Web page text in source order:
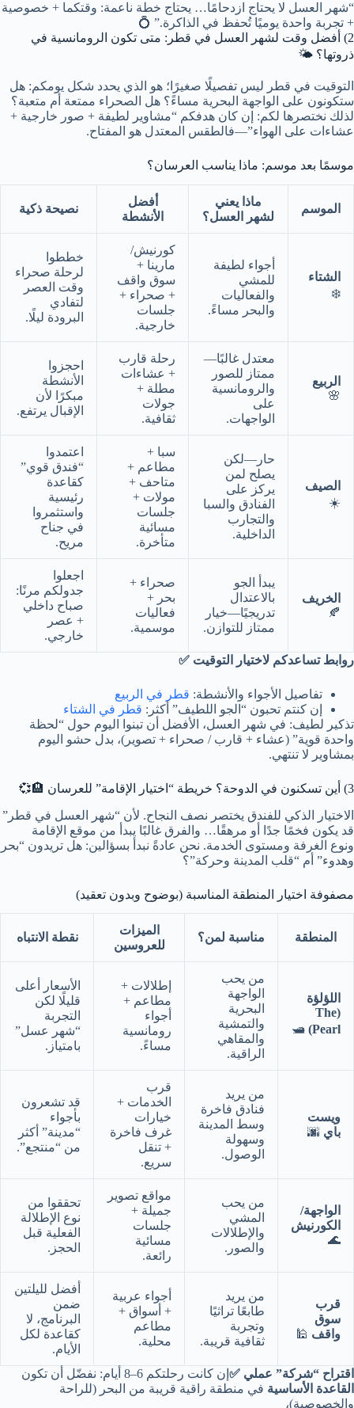
“شهر العسل لا يحتاج ازدحامًا… يحتاج خطة ناعمة: وقتكما + خصوصية
+ تجربة واحدة يوميًا تُحفظ في الذاكرة.” 💍
2) أفضل وقت لشهر العسل في قطر: متى تكون الرومانسية في
ذروتها؟ 🌤️
التوقيت في قطر ليس تفصيلًا صغيرًا؛ هو الذي يحدد شكل يومكم: هل
ستكونون على الواجهة البحرية مساءً؟ هل الصحراء ممتعة أم متعبة؟
لذلك نختصرها لكم: إن كان هدفكم “مشاوير لطيفة + صور خارجية +
عشاءات على الهواء”—فالطقس المعتدل هو المفتاح.
موسمًا بعد موسم: ماذا يناسب العرسان؟
الموسم
ماذا يعني
لشهر العسل؟
أفضل
الأنشطة
نصيحة ذكية
الشتاء
❄️
أجواء لطيفة
للمشي
والفعاليات
والبحر مساءً.
كورنيش/
مارينا +
سوق واقف
+ صحراء +
جلسات
خارجية.
خططوا
لرحلة صحراء
وقت العصر
لتفادي
البرودة ليلًا.
الربيع
🌸
معتدل غالبًا—
ممتاز للصور
والرومانسية
على
الواجهات.
رحلة قارب
+ عشاءات
مطلة +
جولات
ثقافية.
احجزوا
الأنشطة
مبكرًا لأن
الإقبال يرتفع.
الصيف
☀️
حار—لكن
يصلح لمن
يركز على
الفنادق والسبا
والتجارب
الداخلية.
سبا +
مطاعم +
متاحف +
مولات +
جلسات
مسائية
متأخرة.
اعتمدوا
“فندق قوي”
كقاعدة
رئيسية
واستثمروا
في جناح
مريح.
الخريف
🍂
يبدأ الجو
بالاعتدال
تدريجيًا—خيار
ممتاز للتوازن.
صحراء +
بحر +
فعاليات
موسمية.
اجعلوا
جدولكم مرنًا:
صباح داخلي
+ عصر
خارجي.
روابط تساعدكم لاختيار التوقيت ✅
تفاصيل الأجواء والأنشطة: قطر في الربيع
إن كنتم تحبون “الجو اللطيف” أكثر: قطر في الشتاء
تذكير لطيف: في شهر العسل، الأفضل أن تبنوا اليوم حول “لحظة
واحدة قوية” (عشاء + قارب / صحراء + تصوير)، بدل حشو اليوم
بمشاوير لا تنتهي.
3) أين تسكنون في الدوحة؟ خريطة “اختيار الإقامة” للعرسان 🏨💞
الاختيار الذكي للفندق يختصر نصف النجاح. لأن “شهر العسل في قطر”
قد يكون فخمًا جدًا أو مرهقًا… والفرق غالبًا يبدأ من موقع الإقامة
ونوع الغرفة ومستوى الخدمة. نحن عادةً نبدأ بسؤالين: هل تريدون “بحر
وهدوء” أم “قلب المدينة وحركة”؟
مصفوفة اختيار المنطقة المناسبة (بوضوح وبدون تعقيد)
المنطقة مناسبة لمن؟
الميزات
للعروسين
نقطة الانتباه
اللؤلؤة
(The
Pearl)
🛥️
من يحب
الواجهة
البحرية
والتمشية
والمقاهي
الراقية.
إطلالات +
مطاعم +
أجواء
رومانسية
مساءً.
الأسعار أعلى
قليلًا لكن
التجربة
“شهر عسل”
بامتياز.
ويست
باي 🌆
من يريد
فنادق فاخرة
وسط المدينة
وسهولة
الوصول.
قرب
الخدمات +
خيارات
غرف فاخرة
+ تنقل
سريع.
قد تشعرون
بأجواء
“مدينة” أكثر
من “منتجع”.
الواجهة/
الكورنيش
🌊
من يحب
المشي
والإطلالات
والصور.
مواقع تصوير
جميلة +
جلسات
مسائية
رائعة.
تحققوا من
نوع الإطلالة
الفعلية قبل
الحجز.
قرب
سوق
واقف 🕌
من يريد
طابعًا تراثيًا
وتجربة
ثقافية قريبة.
أجواء عربية
+ أسواق +
مطاعم
محلية.
أفضل لليلتين
ضمن
البرنامج، لا
كقاعدة لكل
الأيام.
اقتراح “شركة” عملي ✅ إن كانت رحلتكم 6–8 أيام: نفضّل أن تكون
القاعدة الأساسية في منطقة راقية قريبة من البحر (للراحة
والخصوصية)،